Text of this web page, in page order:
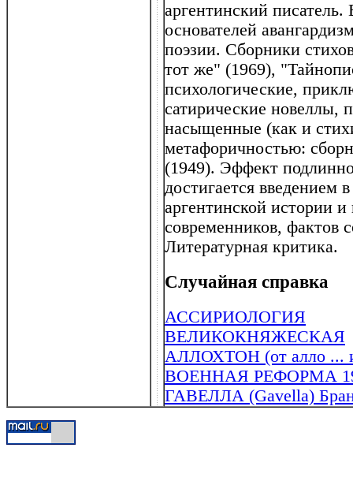
аргентинский писатель.
основателей
поэзии. Сборники
тот же" (1969),
психологические,
сатирические новеллы,
насыщенные (как и
метафоричностью:
(1949). Эффект
достигается введением
аргентинской истории
современников, фактов
Литературная критика.
Случайная справка
АССИРИОЛОГИЯ
ВЕЛИКОКНЯЖЕСКАЯ
АЛЛОХТОН (от алло ... и
ВОЕННАЯ РЕФОРМА
ГАВЕЛЛА (Gavella)